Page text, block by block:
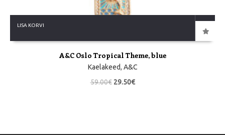
LISA KORVI
A&C Oslo Tropical Theme, blue
Kaelakeed, A&C
59.00€ 29.50€